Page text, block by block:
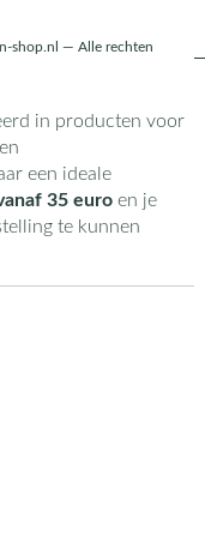
shop.nl — Alle rechten
in producten voor
een ideale
35 euroen je
te kunnen